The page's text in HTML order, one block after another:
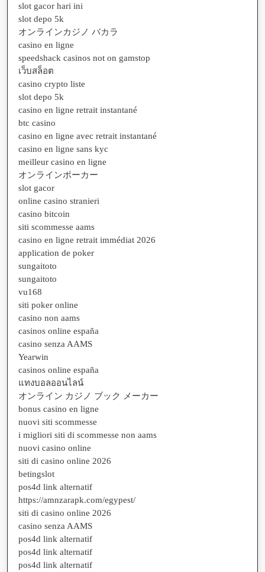
slot gacor hari ini
slot depo 5k
オンラインカジノ バカラ
casino en ligne
speedshack casinos not on gamstop
เว็บสล็อต
casino crypto liste
slot depo 5k
casino en ligne retrait instantané
btc casino
casino en ligne avec retrait instantané
casino en ligne sans kyc
meilleur casino en ligne
オンラインポーカー
slot gacor
online casino stranieri
casino bitcoin
siti scommesse aams
casino en ligne retrait immédiat 2026
application de poker
sungaitoto
sungaitoto
vu168
siti poker online
casino non aams
casinos online españa
casino senza AAMS
Yearwin
casinos online españa
แทงบอลออนไลน์
オンライン カジノ ブック メーカー
bonus casino en ligne
nuovi siti scommesse
i migliori siti di scommesse non aams
nuovi casino online
siti di casino online 2026
betingslot
pos4d link alternatif
https://amnzarapk.com/egypest/
siti di casino online 2026
casino senza AAMS
pos4d link alternatif
pos4d link alternatif
pos4d link alternatif